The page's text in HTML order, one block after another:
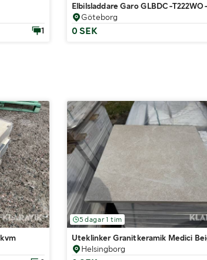
1
Elbilsladdare Garo GLBDC-
Göteborg
0 SEK
5 dagar 1 tim
Uteklinker Granitkeramik Medici
Helsingborg